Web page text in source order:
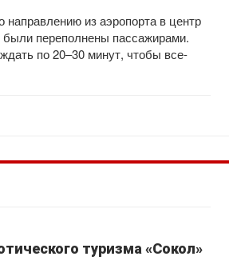
из аэропорта в центр
переполнены пассажирами.
по 20–30 минут, чтобы все-
туризма «Сокол»